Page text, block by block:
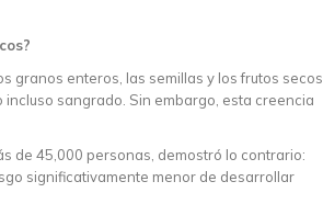
granos enteros, las semillas y los frutos secos
sangrado. Sin embargo, esta creencia
de 45,000 personas, demostró lo contrario:
significativamente menor de desarrollar